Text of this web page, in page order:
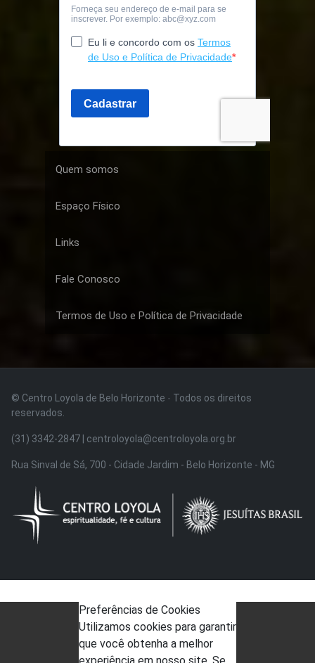
Quem somos
Espaço Físico
Links
Fale Conosco
Termos de Uso e Política de Privacidade
© Centro Loyola de Belo Horizonte · Todos os direitos
reservados.
(31) 3342-2847 | centroloyola@centroloyola.org.br
Rua Sinval de Sá, 700 - Cidade Jardim - Belo Horizonte - MG
Preferências de Cookies
Utilizamos cookies para garantir
que você obtenha a melhor